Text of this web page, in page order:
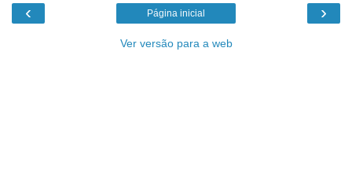
‹ ›
Página inicial
Ver versão para a web